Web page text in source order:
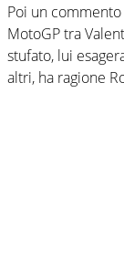
Poi un
MotoGP tra
stufato, lui
altri, ha ragione